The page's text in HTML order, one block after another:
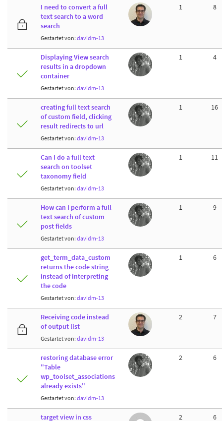
I need to convert a full
text search to a word
search
Gestartet von: davidm-13
1 8
Displaying View search
results in a dropdown
container
Gestartet von: davidm-13
1 4
creating full text search
of custom field, clicking
result redirects to url
Gestartet von: davidm-13
1 16
Can I do a full text
search on toolset
taxonomy field
Gestartet von: davidm-13
1 11
How can I perform a full
text search of custom
post fields
Gestartet von: davidm-13
1 9
get_term_data_custom
returns the code string
instead of interpreting
the code
Gestartet von: davidm-13
1 6
Receiving code instead
of output list
Gestartet von: davidm-13
2 7
restoring database error
"Table
wp_toolset_associations
already exists"
Gestartet von: davidm-13
2 6
target view in css 2 6